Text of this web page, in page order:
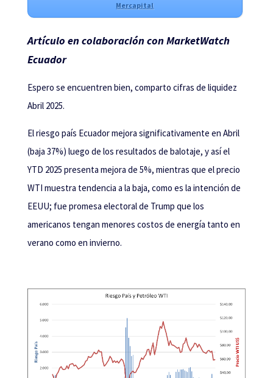
Mercapital
Artículo en colaboración con MarketWatch
Ecuador
Espero se encuentren bien, comparto cifras de liquidez
Abril 2025.
El riesgo país Ecuador mejora significativamente en Abril
(baja 37%) luego de los resultados de balotaje, y así el
YTD 2025 presenta mejora de 5%, mientras que el precio
WTI muestra tendencia a la baja, como es la intención de
EEUU; fue promesa electoral de Trump que los
americanos tengan menores costos de energía tanto en
verano como en invierno.